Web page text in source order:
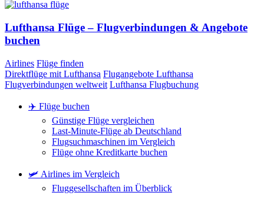
Lufthansa Flüge – Flugverbindungen & Angebote
buchen
Airlines Flüge finden
Direktflüge mit Lufthansa Flugangebote Lufthansa
Flugverbindungen weltweit Lufthansa Flugbuchung
✈️ Flüge buchen
Günstige Flüge vergleichen
Last-Minute-Flüge ab Deutschland
Flugsuchmaschinen im Vergleich
Flüge ohne Kreditkarte buchen
🛩️ Airlines im Vergleich
Fluggesellschaften im Überblick